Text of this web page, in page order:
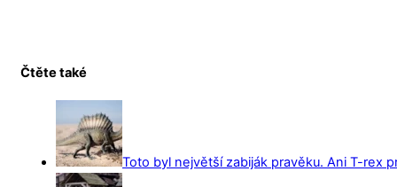
Čtěte také
Toto byl největší zabiják pravěku. Ani T-rex